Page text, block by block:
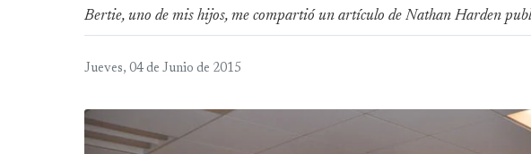
Bertie, uno de mis hijos, me compartió un artículo de Nathan Harden
Jueves, 04 de Junio de 2015